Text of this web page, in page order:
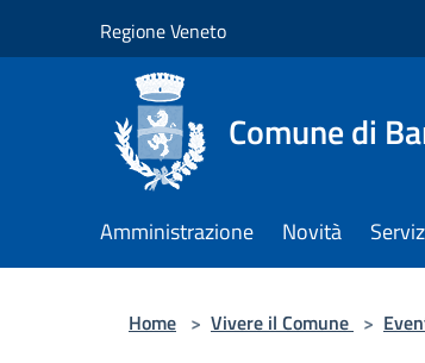
Regione Veneto
Comune di
Amministrazione Novità
Home > Vivere il Comune >